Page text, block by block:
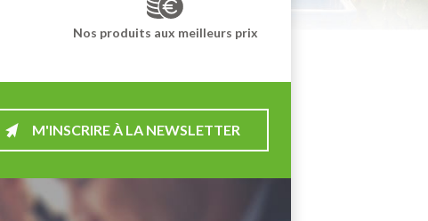
Nos produits aux meilleurs prix
M'INSCRIRE À LA NEWSLETTER